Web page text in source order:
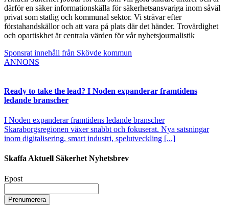
därför en säker informationskälla för säkerhetsansvariga inom såväl
privat som statlig och kommunal sektor. Vi strävar efter
förstahandskällor och att vara på plats där det händer. Trovärdighet
och opartiskhet är centrala värden för vår nyhetsjournalistik
Sponsrat innehåll från Skövde kommun
ANNONS
Ready to take the lead? I Noden expanderar framtidens
ledande branscher
I Noden expanderar framtidens ledande branscher
Skaraborgsregionen växer snabbt och fokuserat. Nya satsningar
inom digitalisering, smart industri, spelutveckling [...]
Skaffa Aktuell Säkerhet Nyhetsbrev
Epost
Prenumerera